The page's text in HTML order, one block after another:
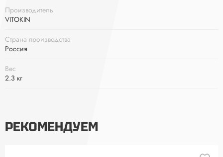
Размеры (Д.Ш.): 180 х 120 см
Производитель
VITOKIN
Страна производства
Россия
Вес
2.3 кг
РЕКОМЕНДУЕМ